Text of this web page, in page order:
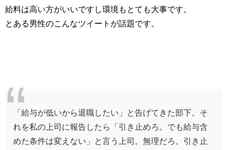
給料は高い方がいいですし環境もとても大事です。
とある男性のこんなツイートが話題です。
「給与が低いから退職したい」と告げてきた部下。そ
れを私の上司に報告したら「引き止めろ。でも給与含
めた条件は変えない」と言う上司。無理だろ。引き止